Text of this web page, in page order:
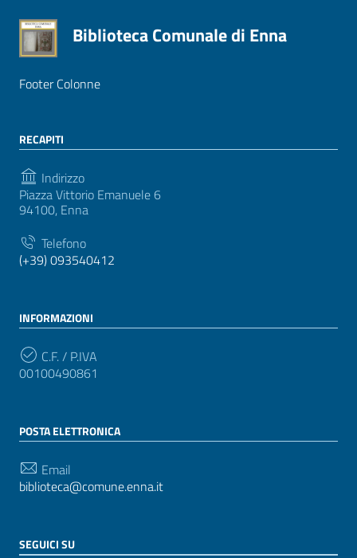
Biblioteca Comunale di Enna
Footer Colonne
RECAPITI
Indirizzo
Piazza Vittorio Emanuele 6
94100, Enna
Telefono
(+39) 093540412
INFORMAZIONI
C.F. / P.IVA
00100490861
POSTA ELETTRONICA
Email
biblioteca@comune.enna.it
SEGUICI SU